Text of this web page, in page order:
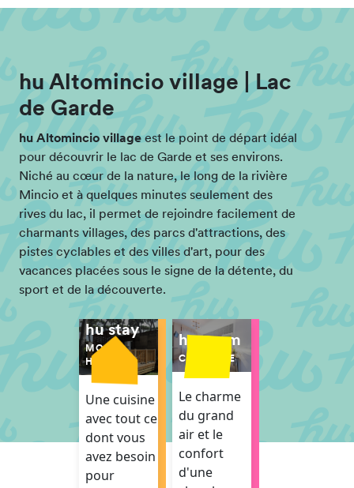
hu Altomincio village | Lac
de Garde
hu Altomincio village est le point de départ idéal
pour découvrir le lac de Garde et ses environs.
Niché au cœur de la nature, le long de la rivière
Mincio et à quelques minutes seulement des
rives du lac, il permet de rejoindre facilement de
charmants villages, des parcs d'attractions, des
pistes cyclables et des villes d'art, pour des
vacances placées sous le signe de la détente, du
sport et de la découverte.
hu stay
MOBIL-
HOMES
Une cuisine
avec tout ce
dont vous
avez besoin
pour
hu room
CHAMBRE
Le charme
du grand
air et le
confort
d'une